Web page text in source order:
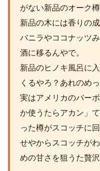
がない新品のオーク樽
新品の木には香りの
バニラやココナッツ
酒に移るんやで。
新品のヒノキ風呂に
くるやろ？あれのめ
実はアメリカのバー
か使うたらアカン」
った樽がスコッチに
せやからスコッチが
めの甘さを狙うた贅